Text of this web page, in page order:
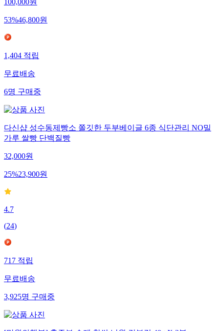
100,000원
53%46,800원
1,404적립
무료배송
6명구매중
다신샵 성수동제빵소 쫄깃한 두부베이글 6종 식단관리 NO밀
가루 쌀빵 단백질빵
32,000원
25%23,900원
4.7
(24)
717적립
무료배송
3,925명구매중